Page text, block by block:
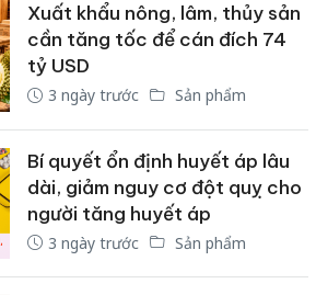
Xuất khẩu nông, lâm, thủy sản
cần tăng tốc để cán đích 74
tỷ USD
3 ngày trước Sản phẩm
Bí quyết ổn định huyết áp lâu
dài, giảm nguy cơ đột quỵ cho
người tăng huyết áp
3 ngày trước Sản phẩm